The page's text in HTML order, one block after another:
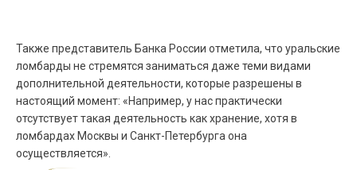
Также представитель Банка России отметила, что уральские
ломбарды не стремятся заниматься даже теми видами
дополнительной деятельности, которые разрешены в
настоящий момент: «Например, у нас практически
отсутствует такая деятельность как хранение, хотя в
ломбардах Москвы и Санкт-Петербурга она
осуществляется».